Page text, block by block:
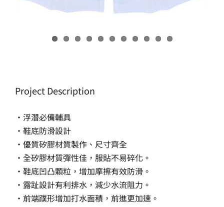
Project Description
•浮潛必備輔具
•鞋底防滑設計
•優質矽膠材質製作、尺寸齊全
•全矽膠材質彈性佳，服貼不易碎化。
•鞋底凹凸顆粒，增加摩擦有效防滑。
•露趾設計有利排水，減少水流阻力。
•前端蹼形增加打水面積，前進更加速。